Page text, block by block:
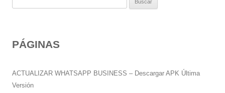
a
:
PÁGINAS
ACTUALIZAR WHATSAPP BUSINESS – Descargar APK Última
Versión